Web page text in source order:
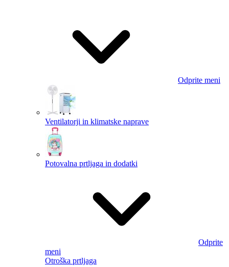
Odprite meni
Ventilatorji in klimatske naprave
Potovalna prtljaga in dodatki
Odprite
meni
Otroška prtljaga